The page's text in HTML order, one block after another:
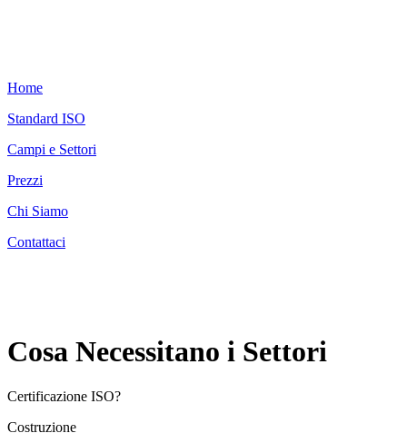
Home
Standard ISO
Campi e Settori
Prezzi
Chi Siamo
Contattaci
Cosa Necessitano i Settori
Certificazione ISO?
Costruzione